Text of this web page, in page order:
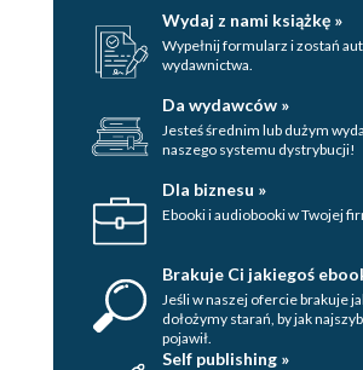
Wydaj z nami książkę »
Wypełnij formularz i zostań
wydawnictwa.
Da wydawców »
Jesteś średnim lub dużym
naszego systemu dystrybucji!
Dla biznesu »
Ebooki i audiobooki w Twojej
Brakuje Ci jakiegoś
Jeśli w naszej ofercie brakuje
dołożymy starań, by jak
pojawił.
Self publishing »